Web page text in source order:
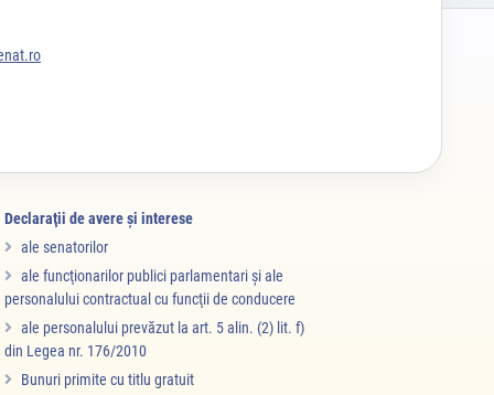
Declaraţii de avere şi interese
ale senatorilor
ale funcţionarilor publici parlamentari şi ale
personalului contractual cu funcţii de conducere
ale personalului prevăzut la art. 5 alin. (2) lit. f)
din Legea nr. 176/2010
Bunuri primite cu titlu gratuit